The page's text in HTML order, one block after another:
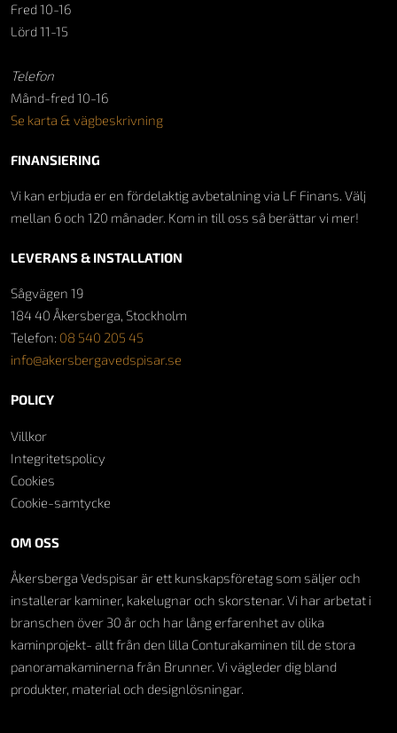
OM OSS
Åkersberga Vedspisar är ett kunskapsföretag som säljer och
installerar kaminer, kakelugnar och skorstenar. Vi har arbetat i
branschen över 30 år och har lång erfarenhet av olika
kaminprojekt- allt från den lilla Conturakaminen till de stora
panoramakaminerna från Brunner. Vi vägleder dig bland
produkter, material och designlösningar.
Fred 10-16
Lörd 11-15
Telefon
Månd-fred 10-16
Se karta & vägbeskrivning
FINANSIERING
Vi kan erbjuda er en fördelaktig avbetalning via LF Finans. Välj
mellan 6 och 120 månader. Kom in till oss så berättar vi mer!
LEVERANS & INSTALLATION
Sågvägen 19
184 40 Åkersberga, Stockholm
Telefon: 08 540 205 45
info@akersbergavedspisar.se
POLICY
Villkor
Integritetspolicy
Cookies
Cookie-samtycke